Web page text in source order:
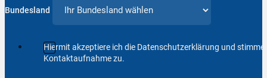
Bundesland
Hiermit akzeptiere ich die Datenschutzerklärung und
Kontaktaufnahme zu.